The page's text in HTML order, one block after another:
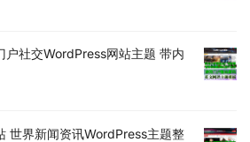
户社交WordPress网站主题 带内
世界新闻资讯WordPress主题整